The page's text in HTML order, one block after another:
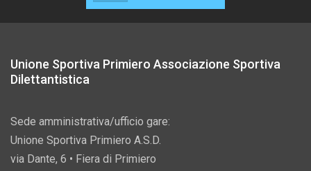
Unione Sportiva Primiero Associazione Sportiva
Dilettantistica
Sede amministrativa/ufficio gare:
Unione Sportiva Primiero A.S.D.
via Dante, 6 • Fiera di Primiero